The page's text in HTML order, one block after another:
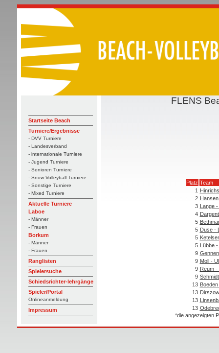
Startseite Beach
Turniere/Ergebnisse
- DVV Turniere
- Landesverband
- internationale Turniere
- Jugend Turniere
- Senioren Turniere
- Snow-Volleyball Turniere
- Sonstige Turniere
- Mixed Turniere
Aktuelle Turniere
Laboe
- Männer
- Frauen
Borkum
- Männer
- Frauen
Ranglisten
Spielersuche
Schiedsrichter-lehrgänge
Spieler/Portal
Onlineanmeldung
Impressum
FLENS
Platz Team
1
2
3 Lange -
4
5
5 Duse -
5
5 Lübbe
9
9 Moll -
9 Reum -
9
13
13
13
13
*die angezeigten